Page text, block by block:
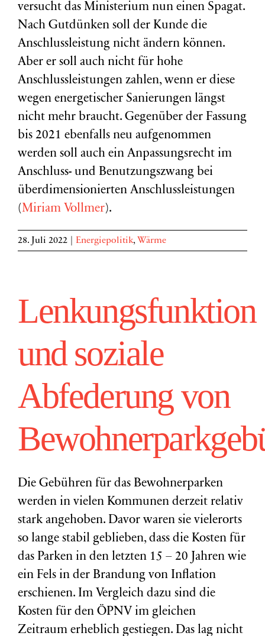
versucht das Ministerium nun einen Spagat.
Nach Gutdünken soll der Kunde die
Anschlussleistung nicht ändern können.
Aber er soll auch nicht für hohe
Anschlussleistungen zahlen, wenn er diese
wegen energetischer Sanierungen längst
nicht mehr braucht. Gegenüber der Fassung
bis 2021 ebenfalls neu aufgenommen
werden soll auch ein Anpassungsrecht im
Anschluss- und Benutzungszwang bei
überdimensionierten Anschlussleistungen
(Miriam Vollmer).
28. Juli 2022 Energiepolitik, Wärme
Lenkungsfunktion
und soziale
Abfederung von
Die Gebühren für das Bewohnerparken
werden in vielen Kommunen derzeit relativ
stark angehoben. Davor waren sie vielerorts
so lange stabil geblieben, dass die Kosten für
das Parken in den letzten 15 – 20 Jahren wie
ein Fels in der Brandung von Inflation
erschienen. Im Vergleich dazu sind die
Kosten für den ÖPNV im gleichen
Zeitraum erheblich gestiegen. Das lag nicht